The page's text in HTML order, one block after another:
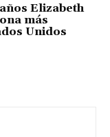
Elizabeth
más
Unidos